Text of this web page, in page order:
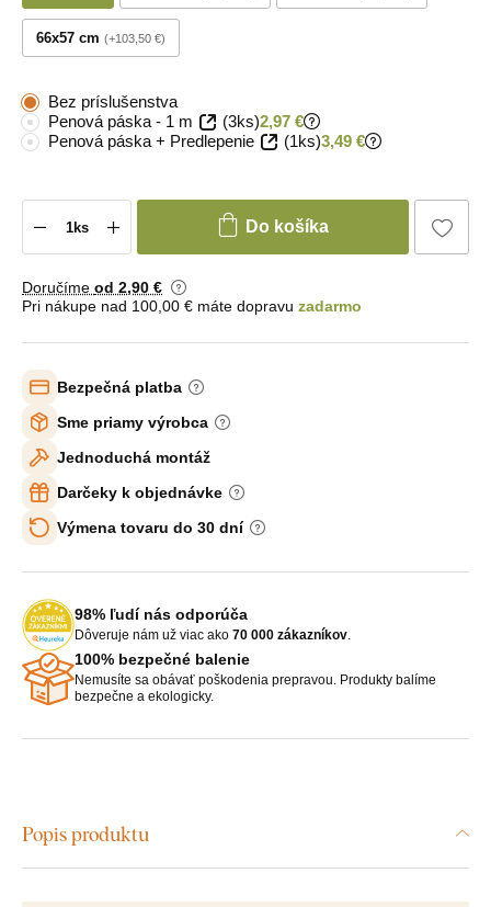
66x57 cm +103,50 €
Bez príslušenstva
Penová páska - 1 m
(3ks)2,97 €
Penová páska + Predlepenie
(1ks)3,49 €
Do košíka
Doručíme od 2,90 €
Pri nákupe nad 100,00 € máte dopravu zadarmo
Bezpečná platba
Sme priamy výrobca
Jednoduchá montáž
Darčeky k objednávke
Výmena tovaru do 30 dní
98% ľudí nás odporúča
Dôveruje nám už viac ako 70 000 zákazníkov.
100% bezpečné balenie
Nemusíte sa obávať poškodenia prepravou. Produkty balíme
bezpečne a ekologicky.
Popis produktu